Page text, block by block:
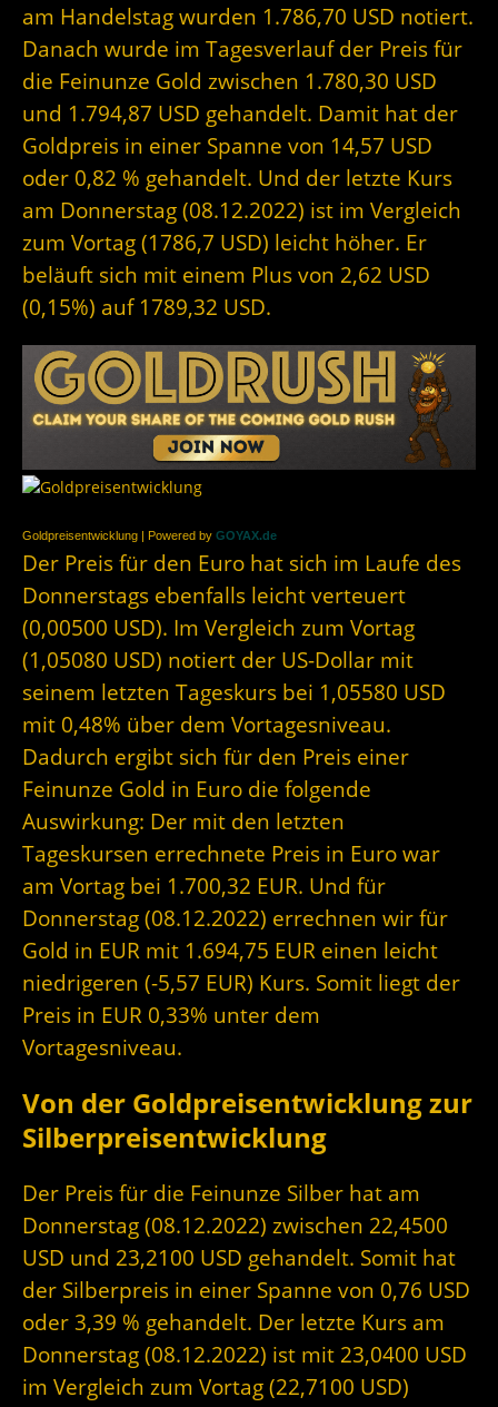
am Handelstag wurden 1.786,70 USD notiert.
Danach wurde im Tagesverlauf der Preis für
die Feinunze Gold zwischen 1.780,30 USD
und 1.794,87 USD gehandelt. Damit hat der
Goldpreis in einer Spanne von 14,57 USD
oder 0,82 % gehandelt. Und der letzte Kurs
am Donnerstag (08.12.2022) ist im Vergleich
zum Vortag (1786,7 USD) leicht höher. Er
beläuft sich mit einem Plus von 2,62 USD
(0,15%) auf 1789,32 USD.
Goldpreisentwicklung | Powered by GOYAX.de
Der Preis für den Euro hat sich im Laufe des
Donnerstags ebenfalls leicht verteuert
(0,00500 USD). Im Vergleich zum Vortag
(1,05080 USD) notiert der US-Dollar mit
seinem letzten Tageskurs bei 1,05580 USD
mit 0,48% über dem Vortagesniveau.
Dadurch ergibt sich für den Preis einer
Feinunze Gold in Euro die folgende
Auswirkung: Der mit den letzten
Tageskursen errechnete Preis in Euro war
am Vortag bei 1.700,32 EUR. Und für
Donnerstag (08.12.2022) errechnen wir für
Gold in EUR mit 1.694,75 EUR einen leicht
niedrigeren (-5,57 EUR) Kurs. Somit liegt der
Preis in EUR 0,33% unter dem
Vortagesniveau.
Von der Goldpreisentwicklung zur
Silberpreisentwicklung
Der Preis für die Feinunze Silber hat am
Donnerstag (08.12.2022) zwischen 22,4500
USD und 23,2100 USD gehandelt. Somit hat
der Silberpreis in einer Spanne von 0,76 USD
oder 3,39 % gehandelt. Der letzte Kurs am
Donnerstag (08.12.2022) ist mit 23,0400 USD
im Vergleich zum Vortag (22,7100 USD)